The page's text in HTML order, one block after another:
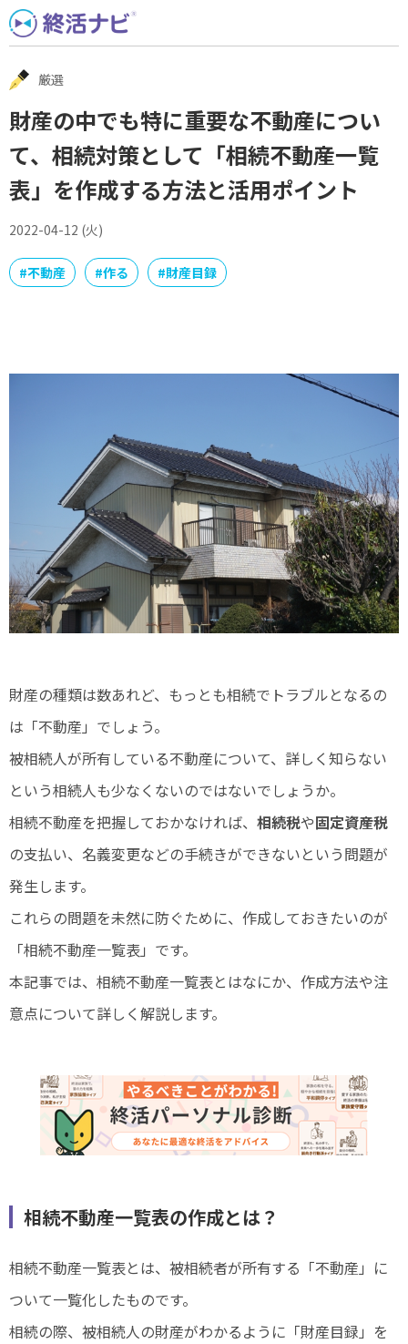
Skip
to
content
厳選
財産の中でも特に重要な不動産につい
て、相続対策として「相続不動産一覧
表」を作成する方法と活用ポイント
2022-04-12 (火)
#不動産 #作る #財産目録
財産の種類は数あれど、もっとも相続でトラブルとなるの
は「不動産」でしょう。
被相続人が所有している不動産について、詳しく知らない
という相続人も少なくないのではないでしょうか。
相続不動産を把握しておかなければ、 相続税や固定資産税
の支払い、名義変更などの手続きができないという問題が
発生します。
これらの問題を未然に防ぐために、作成しておきたいのが
「相続不動産一覧表」です。
本記事では、相続不動産一覧表とはなにか、作成方法や注
意点について詳しく解説します。
相続不動産一覧表の作成とは？
相続不動産一覧表とは、被相続者が所有する「不動産」に
ついて一覧化したものです。
相続の際、被相続人の財産がわかるように「財産目録」を